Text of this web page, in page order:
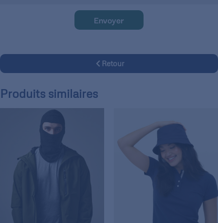
Envoyer
Retour
Produits similaires